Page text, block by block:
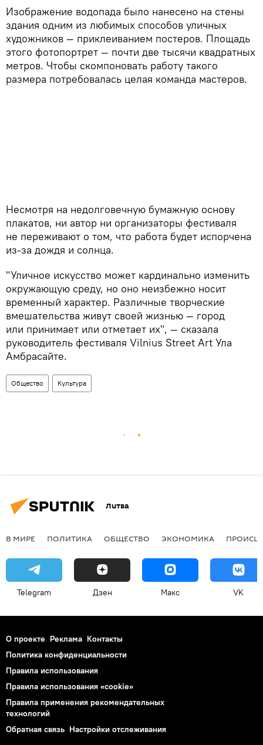
Изображение водопада было нанесено на стены
здания одним из любимых способов уличных
художников — приклеиванием постеров. Площадь
этого фотопортрет — почти две тысячи квадратных
метров. Чтобы скомпоновать работу такого
размера потребовалась целая команда мастеров.
Несмотря на недолговечную бумажную основу
плакатов, ни автор ни организаторы фестиваля
не переживают о том, что работа будет испорчена
из-за дождя и солнца.
"Уличное искусство может кардинально изменить
окружающую среду, но оно неизбежно носит
временный характер. Различные творческие
вмешательства живут своей жизнью — город
или принимает или отметает их", — сказала
руководитель фестиваля Vilnius Street Art Ула
Амбрасайте.
Общество Культура
Литва
В МИРЕ ПОЛИТИКА ОБЩЕСТВО ЭКОНОМИКА
Telegram Дзен Макс VK
О проекте Реклама Контакты
Политика конфиденциальности
Правила использования
Правила использования «cookie»
Правила применения рекомендательных
технологий
Обратная связь Настройки отслеживания